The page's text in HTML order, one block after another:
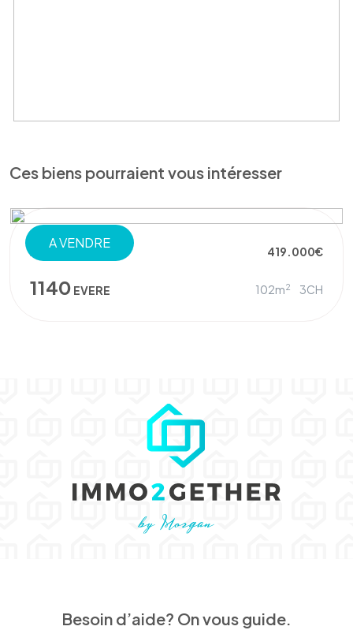
Ces biens pourraient vous intéresser
A VENDRE
APPARTEMENT 419.000€
1140 EVERE 102m2 3CH
Besoin d’aide? On vous guide.